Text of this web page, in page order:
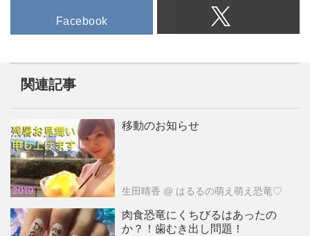
Facebook
関連記事
移動のお知らせ
生田晴香 @ はるるの萌え萌え恐竜♡
肉食恐竜にくちびるはあったの
か？！歯むき出し問題！